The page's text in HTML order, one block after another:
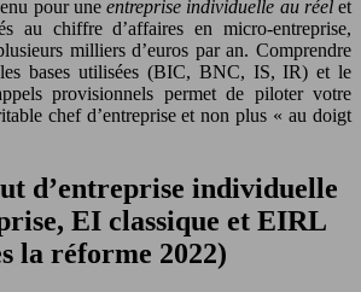
pour une entreprise individuelle au réelet
au chiffre d’affaires en micro-entreprise,
milliers d’euros par an. Comprendre
bases utilisées (BIC, BNC, IS, IR) et le
provisionnels permet de piloter votre
chef d’entreprise et non plus « au doigt
d’entreprise individuelle
EI classique et EIRL
la réforme 2022)